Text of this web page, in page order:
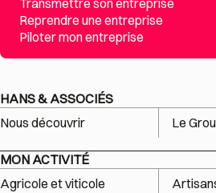
Transmettre son entreprise
Reprendre une entreprise
Piloter mon entreprise
HANS & ASSOCIÉS
Nous découvrir
Le
MON ACTIVITÉ
Agricole et viticole